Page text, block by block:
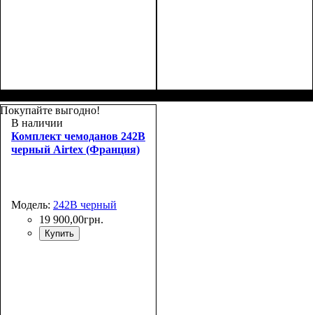
Покупайте выгодно!
В наличии
Комплект чемоданов 242B
черный Airtex (Франция)
Модель: 242B черный
19 900,00грн.
Купить